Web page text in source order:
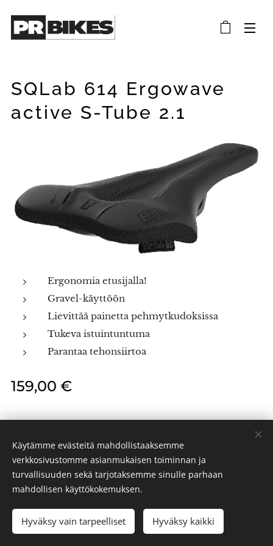
SQLab 614 Ergowave
active S-Tube 2.1
Ergonomia etusijalla!
Gravel-käyttöön
Lievittää painetta pehmytkudoksissa
Tukeva istuintuntuma
Parantaa tehonsiirtoa
159,00 €
LISÄÄ OSTOSKORIIN
PR BIKES 2024 Evästeet
Käytämme evästeitä mahdollistaaksemme
verkkosivustomme asianmukaisen toiminnan ja
turvallisuuden sekä tarjotaksemme sinulle parhaan
mahdollisen käyttökokemuksen.
Hyväksy vain tarpeelliset Hyväksy kaikki